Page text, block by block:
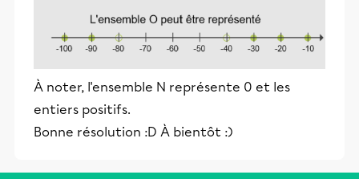
À noter, l'ensemble N représente 0 et les
entiers positifs.
Bonne résolution :D À bientôt :)